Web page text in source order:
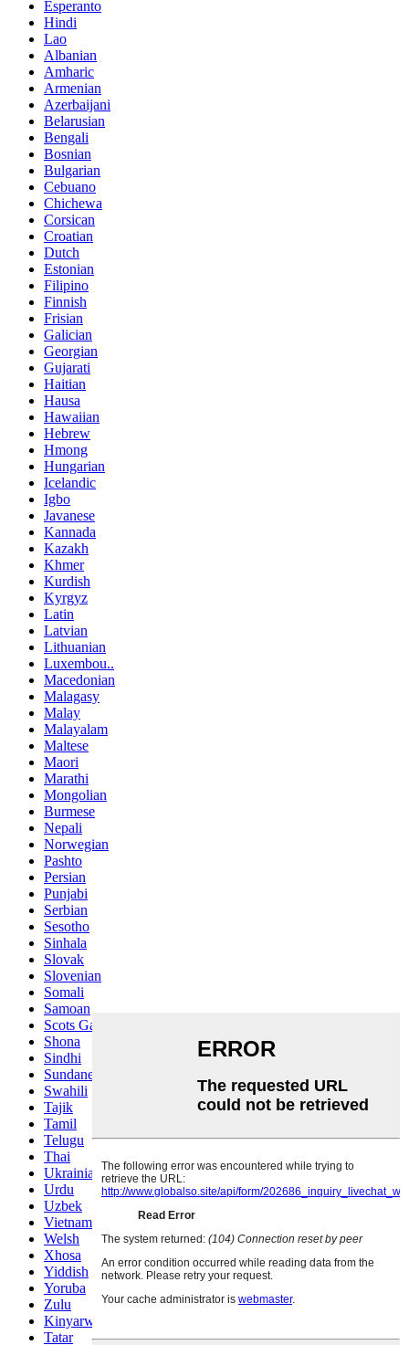
Esperanto
Hindi
Lao
Albanian
Amharic
Armenian
Azerbaijani
Belarusian
Bengali
Bosnian
Bulgarian
Cebuano
Chichewa
Corsican
Croatian
Dutch
Estonian
Filipino
Finnish
Frisian
Galician
Georgian
Gujarati
Haitian
Hausa
Hawaiian
Hebrew
Hmong
Hungarian
Icelandic
Igbo
Javanese
Kannada
Kazakh
Khmer
Kurdish
Kyrgyz
Latin
Latvian
Lithuanian
Luxembou..
Macedonian
Malagasy
Malay
Malayalam
Maltese
Maori
Marathi
Mongolian
Burmese
Nepali
Norwegian
Pashto
Persian
Punjabi
Serbian
Sesotho
Sinhala
Slovak
Slovenian
Somali
Samoan
Scots Gaelic
Shona
Sindhi
Sundanese
Swahili
Tajik
Tamil
Telugu
Thai
Ukrainian
Urdu
Uzbek
Vietnamese
Welsh
Xhosa
Yiddish
Yoruba
Zulu
Kinyarwanda
Tatar